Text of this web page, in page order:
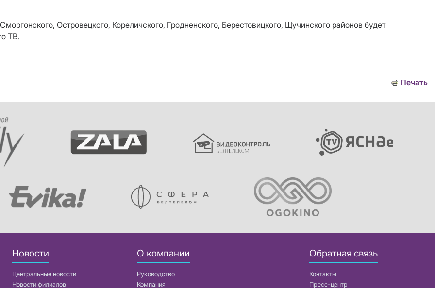
Островецкого, Кореличского, Гродненского, Берестовицкого, Щучинского районов будет
ТВ.
Печать
Новости
Центральные новости
Новости филиалов
О компании
Руководство
Компания
Обратная связь
Контакты
Пресс-центр